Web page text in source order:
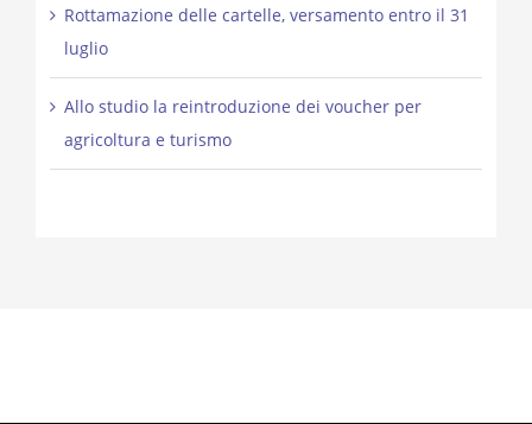
Rottamazione delle cartelle, versamento entro il 31
luglio
Allo studio la reintroduzione dei voucher per
agricoltura e turismo